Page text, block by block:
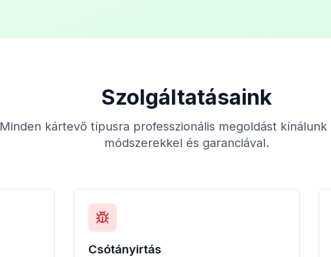
Szolgáltatásaink
Minden kártevő típusra professzionális megoldást kínálunk
módszerekkel és garanciával.
Csótányirtás